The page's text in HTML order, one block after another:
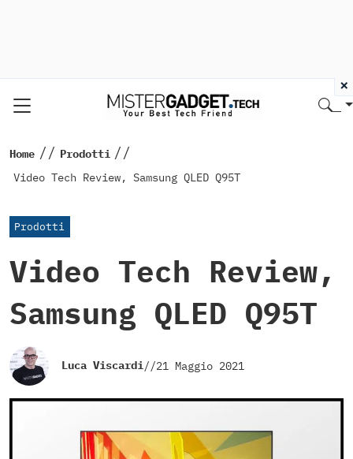
Home // Prodotti //
Video Tech Review, Samsung QLED Q95T
Prodotti
Video Tech Review,
Samsung QLED Q95T
Luca Viscardi//21 Maggio 2021
×